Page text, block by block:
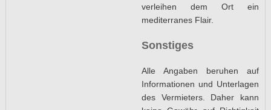
verleihen dem Ort ein
mediterranes Flair.
Sonstiges
Alle Angaben beruhen auf
Informationen und Unterlagen
des Vermieters. Daher kann